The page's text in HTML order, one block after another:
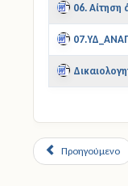
06. Αίτηση
Προηγούμενο